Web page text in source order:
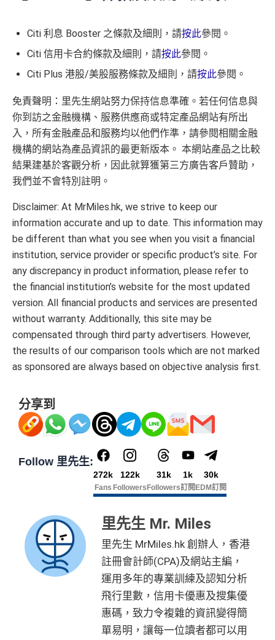
Citi 利息 Booster 之條款及細則，請按此參閱。
Citi 信用卡合約條款及細則，請按此參閱。
Citi Plus 港股/美股服務條款及細則，請按此參閱。
免責聲明：里先生網站努力保持信息準確。 若任何信息與
你到訪之金融機構、 服務供應商或特定產品網站有所出
入， 所有金融產品和服務均以他們作準， 請參閱相關金融
機構的網站為產品資訊的最更新版本。 本網站產品之比較
結果建基於客觀分析， 因此就算獲第三方廣告客戶贊助，
我們並不會特別註明。
Disclaimer: At MrMiles.hk, we strive to keep our
information accurate and up to date. This information may
be different than what you see when you visit a financial
institution, service provider or specific product’s site. For
any discrepancy in product information, please refer to
the financial institution’s website for the most updated
version. All financial products and services are presented
without warranty. Additionally, this site may be
compensated through third party advertisers. However,
the results of our comparison tools which are not marked
as sponsored are always based on objective analysis first.
分享到
Follow 里先生:
272k
Fans
122k
Followers
31k
Followers
1k
訂閱
30k
EDM訂閱
里先生 Mr. Miles
里先生 MrMiles.hk 創辦人，香港
註冊會計師(CPA)及網站主編，
運用多年的專業訓練及認知分析
飛行里數，信用卡優惠及搜集優
惠碼，致力令複雜的資訊變得簡
單易明，讓每一位讀者都可以用